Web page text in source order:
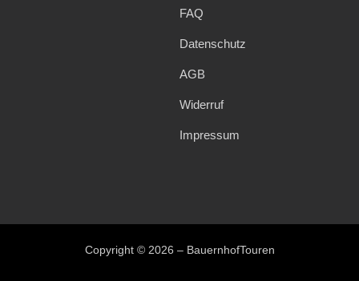
FAQ
Datenschutz
AGB
Widerruf
Impressum
Copyright © 2026 – BauernhofTouren